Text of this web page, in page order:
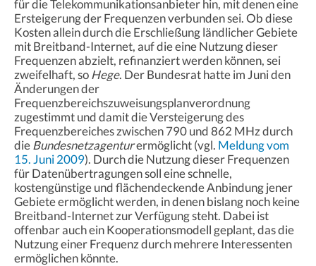
für die Telekommunikationsanbieter hin, mit denen eine
Ersteigerung der Frequenzen verbunden sei. Ob diese
Kosten allein durch die Erschließung ländlicher Gebiete
mit Breitband-Internet, auf die eine Nutzung dieser
Frequenzen abzielt, refinanziert werden können, sei
zweifelhaft, soHege. Der Bundesrat hatte im Juni den
Änderungen der
Frequenzbereichszuweisungsplanverordnung
zugestimmt und damit die Versteigerung des
Frequenzbereiches zwischen 790 und 862 MHz durch
dieBundesnetzagenturermöglicht (vgl. Meldung vom
15. Juni 2009). Durch die Nutzung dieser Frequenzen
für Datenübertragungen soll eine schnelle,
kostengünstige und flächendeckende Anbindung jener
Gebiete ermöglicht werden, in denen bislang noch keine
Breitband-Internet zur Verfügung steht. Dabei ist
offenbar auch ein Kooperationsmodell geplant, das die
Nutzung einer Frequenz durch mehrere Interessenten
ermöglichen könnte.